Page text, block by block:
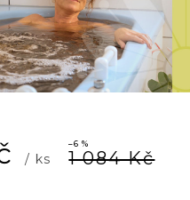
1 084 Kč
–6 %
/ ks